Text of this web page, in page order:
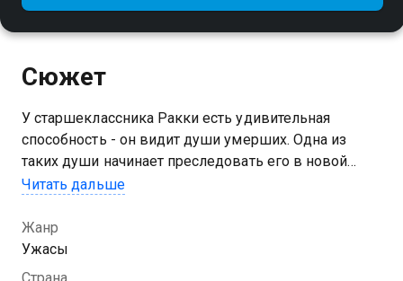
Сюжет
У старшеклассника Ракки есть удивительная
способность - он видит души умерших. Одна из
таких души начинает преследовать его в новой
школе. Герой выясняет, что призрак ученицы мстит
Читать дальше
Жанр
Ужасы